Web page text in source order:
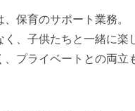
保育のサポート業務。
く、子供たちと一緒に楽
プライベートとの両立